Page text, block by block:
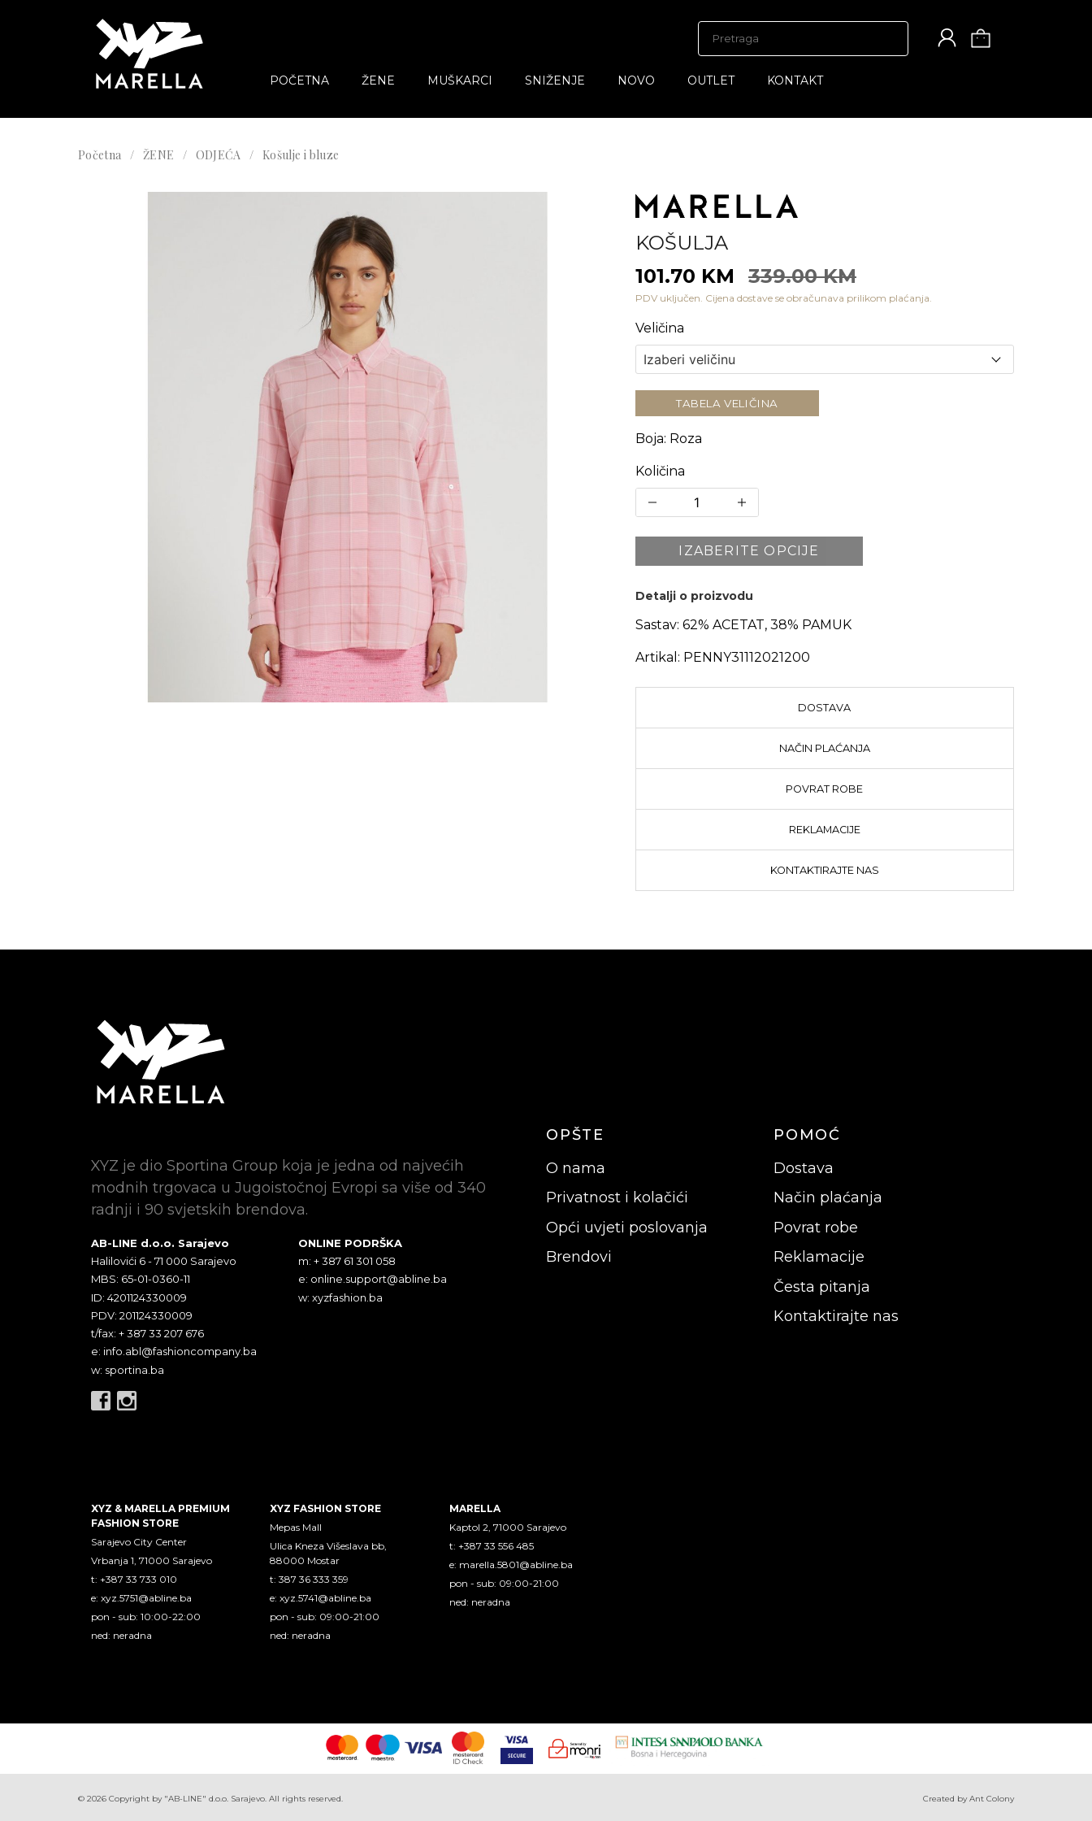
POČETNA ŽENE MUŠKARCI SNIŽENJE NOVO OUTLET KONTAKT
Početna ŽENE ODJEĆA Košulje i bluze
KOŠULJA
101.70 KM
339.00 KM
PDV uključen. Cijena dostave se obračunava prilikom plaćanja.
Veličina
TABELA VELIČINA
Boja: Roza
Količina
IZABERITE OPCIJE
Detalji o proizvodu
Sastav: 62% ACETAT, 38% PAMUK
Artikal: PENNY31112021200
DOSTAVA
NAČIN PLAĆANJA
POVRAT ROBE
REKLAMACIJE
KONTAKTIRAJTE NAS
XYZ je dio Sportina Group koja je jedna od najvećih
modnih trgovaca u Jugoistočnoj Evropi sa više od 340
radnji i 90 svjetskih brendova.
AB-LINE d.o.o. Sarajevo
Halilovići 6 - 71 000 Sarajevo
MBS: 65-01-0360-11
ID: 4201124330009
PDV: 201124330009
t/fax: + 387 33 207 676
e: info.abl@fashioncompany.ba
w: sportina.ba
ONLINE PODRŠKA
m: + 387 61 301 058
e: online.support@abline.ba
w: xyzfashion.ba
OPŠTE
O nama
Privatnost i kolačići
Opći uvjeti poslovanja
Brendovi
POMOĆ
Dostava
Način plaćanja
Povrat robe
Reklamacije
Česta pitanja
Kontaktirajte nas
XYZ & MARELLA PREMIUM
FASHION STORE
Sarajevo City Center
Vrbanja 1, 71000 Sarajevo
t: +387 33 733 010
e: xyz.5751@abline.ba
pon - sub: 10:00-22:00
ned: neradna
XYZ FASHION STORE
Mepas Mall
Ulica Kneza Višeslava bb,
88000 Mostar
t: 387 36 333 359
e:xyz.5741@abline.ba
pon - sub: 09:00-21:00
ned: neradna
MARELLA
Kaptol 2, 71000 Sarajevo
t: +387 33 556 485
e: marella.5801@abline.ba
pon - sub: 09:00-21:00
ned: neradna
© 2026 Copyright by "AB-LINE" d.o.o. Sarajevo. All rights reserved. Created by Ant Colony